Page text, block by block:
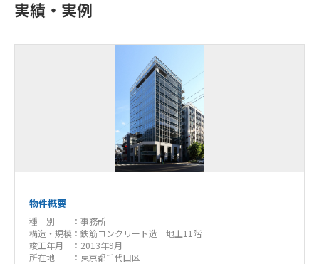
実績・実例
物件概要
種 別 ： 事務所
構造・規模： 鉄筋コンクリート造 地上11階
竣工年月 ： 2013年9月
所在地 ： 東京都千代田区